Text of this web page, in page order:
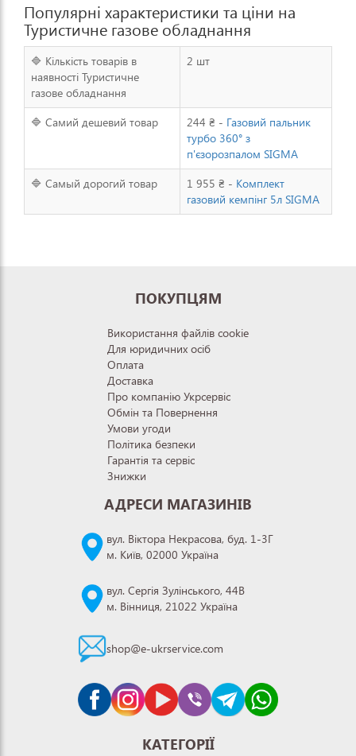
Популярні характеристики та ціни на
Туристичне газове обладнання
🔷 Кількість товарів в
наявності Туристичне
газове обладнання
2 шт
🔷 Самий дешевий товар 244 ₴ - Газовий пальник
турбо 360° з
п'єзорозпалом SIGMA
🔷 Самый дорогий товар
1 955 ₴ - Комплект
газовий кемпінг 5л SIGMA
ПОКУПЦЯМ
Використання файлів cookie
Для юридичних осіб
Оплата
Доставка
Про компанію Укрсервіс
Обмін та Повернення
Умови угоди
Політика безпеки
Гарантія та сервіс
Знижки
АДРЕСИ МАГАЗИНІВ
вул. Віктора Некрасова, буд. 1-3Г
м. Київ, 02000 Україна
вул. Сергія Зулінського, 44В
м. Вінниця, 21022 Україна
shop@e-ukrservice.com
КАТЕГОРІЇ